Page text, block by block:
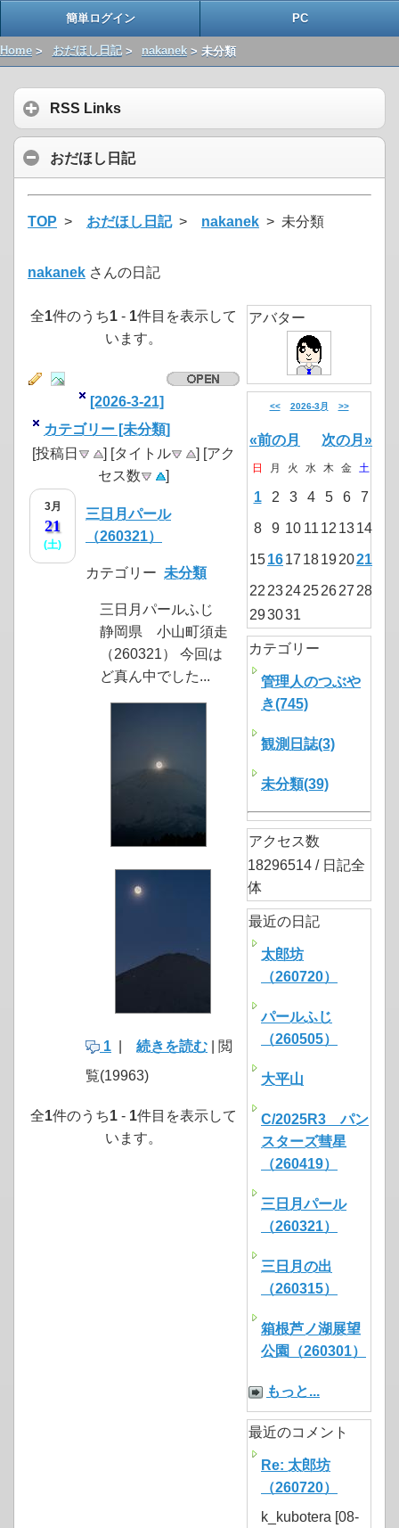
簡単ログイン PC
Home > おだほし日記> nakanek > 未分類
RSS Links
おだほし日記
TOP > おだほし日記> nakanek > 未分類
nakanek さんの日記
全1件のうち1 - 1件目を表示して
います。
[2026-3-21]
カテゴリー [未分類]
[投稿日
] [タイトル
] [アク
セス数
]
3月
21
(土)
三日月パール
（260321）
カテゴリー 未分類
三日月パールふじ
静岡県 小山町須走
（260321） 今回は
ど真ん中でした...
1 続きを読む | 閲
覧(19963)
全1件のうち1 - 1件目を表示して
います。
アバター
<< 2026-3月 >>
«前の月 次の月»
日 月 火 水 木 金 土
1 2 3 4 5 6 7
8 9 10 11 12 1314
151617 18192021
22 2324252627 28
293031
カテゴリー
管理人のつぶや
き(745)
観測日誌(3)
未分類(39)
アクセス数
18296514 / 日記全
体
最近の日記
太郎坊
（260720）
パールふじ
（260505）
大平山
C/2025R3 パン
スターズ彗星
（260419）
三日月パール
（260321）
三日月の出
（260315）
箱根芦ノ湖展望
公園（260301）
もっと...
最近のコメント
Re: 太郎坊
（260720）
k_kubotera [08-